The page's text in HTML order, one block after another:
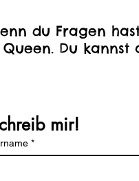
du Fragen
Queen. Du
mir!
*